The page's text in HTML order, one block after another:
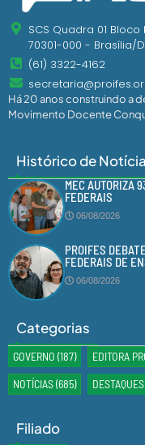
SCS Quadra 01
70301-000 - Brasília/
(61) 3322-4162
Há 20 anos construindo a
Movimento Docente
Histórico de
MEC AUTORIZA
FEDERAIS
06/08/2026
PROIFES
FEDERAIS DE
06/08/2026
Categorias
GOVERNO (187) EDITORA
NOTÍCIAS(685) DESTAQUES
Filiado